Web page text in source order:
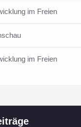
im Freien
im Freien